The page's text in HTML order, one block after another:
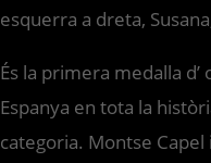
esquerra a dreta,
És la primera medalla
Espanya en tota la
categoria. Montse Capel